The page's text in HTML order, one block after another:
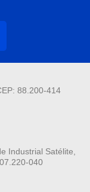
88.200-414
Industrial Satélite,
040